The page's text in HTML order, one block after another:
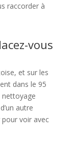
raccorder à
vous
et sur les
dans le 95
autre
pour voir avec